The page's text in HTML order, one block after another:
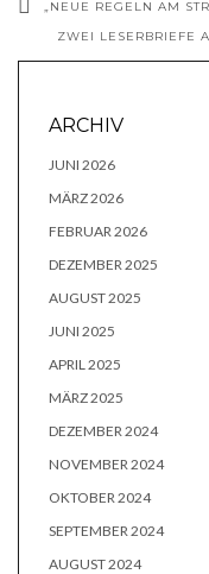
„NEUE REGELN AM
ZWEI LESERBRIEFE
ARCHIV
JUNI 2026
MÄRZ 2026
FEBRUAR 2026
DEZEMBER 2025
AUGUST 2025
JUNI 2025
APRIL 2025
MÄRZ 2025
DEZEMBER 2024
NOVEMBER 2024
OKTOBER 2024
SEPTEMBER 2024
AUGUST 2024